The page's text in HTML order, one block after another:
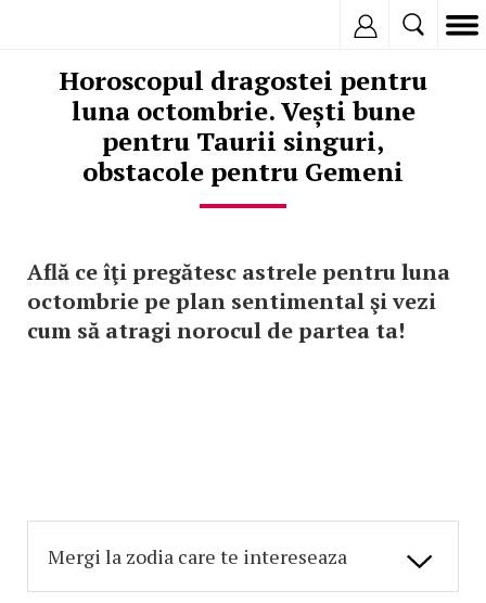
Horoscopul dragostei pentru
luna octombrie. Vești bune
pentru Taurii singuri,
obstacole pentru Gemeni
Află ce îţi pregătesc astrele pentru luna
octombrie pe plan sentimental şi vezi
cum să atragi norocul de partea ta!